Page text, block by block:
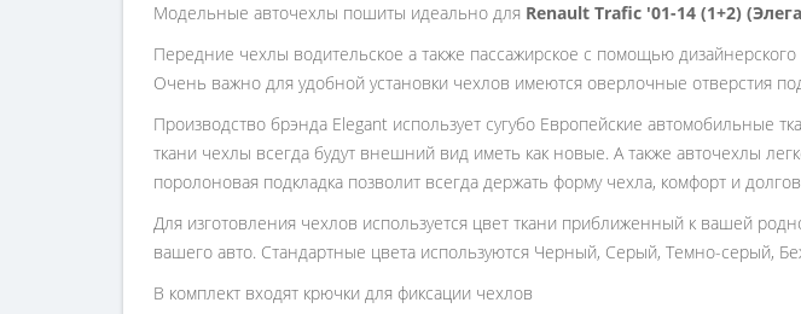
Модельные авточехлы пошиты идеально для Renault Trafic '01-14 (1+2)
Передние чехлы водительское а также пассажирское с помощью
Очень важно для удобной установки чехлов имеются оверлочные отверстия
Производство брэнда Elegant использует сугубо Европейские автомобильные
ткани чехлы всегда будут внешний вид иметь как новые. А также авточехлы
поролоновая подкладка позволит всегда держать форму чехла, комфорт и
Для изготовления чехлов используется цвет ткани приближенный к вашей
вашего авто. Стандартные цвета используются Черный, Серый, Темно-серый,
В комплект входят крючки для фиксации чехлов